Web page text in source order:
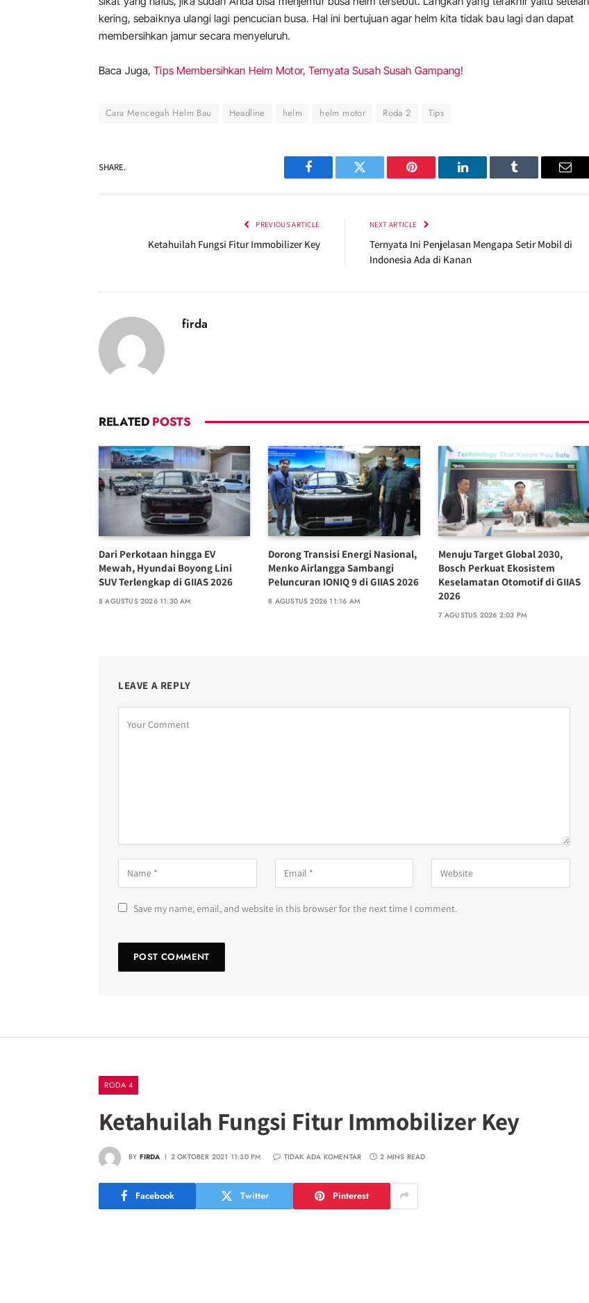
kering, sebaiknya ulangi lagi pencucian busa. Hal ini bertujuan agar helm kita tidak bau lagi dan dapat
membersihkan jamur secara menyeluruh.
Baca Juga,Tips Membersihkan Helm Motor, Ternyata Susah Susah Gampang!
Cara Mencegah Helm Bau Headline helm helm motor Roda 2 Tips
SHARE.
Facebook Twitter Pinterest LinkedIn Tumblr Email
PREVIOUS ARTICLE
Ketahuilah Fungsi Fitur Immobilizer Key
NEXT ARTICLE
Ternyata Ini Penjelasan Mengapa Setir Mobil di
Indonesia Ada di Kanan
firda
RELATED POSTS
Dari Perkotaan hingga EV
Mewah, Hyundai Boyong Lini
SUV Terlengkap di GIIAS 2026
8 AGUSTUS 2026 11:30 AM
Dorong Transisi Energi Nasional,
Menko Airlangga Sambangi
Peluncuran IONIQ 9 di GIIAS 2026
8 AGUSTUS 2026 11:16 AM
Menuju Target Global 2030,
Bosch Perkuat Ekosistem
Keselamatan Otomotif di GIIAS
2026
7 AGUSTUS 2026 2:03 PM
LEAVE A REPLY
Save my name, email, and website in this browser for the next time I comment.
RODA 4
Ketahuilah Fungsi Fitur Immobilizer Key
BY FIRDA 2 OKTOBER 2021 11:30 PM TIDAK ADA KOMENTAR 2 MINS READ
Facebook Twitter Pinterest